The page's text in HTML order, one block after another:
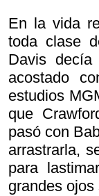
En la vida
toda clase
Davis
acostado
estudios
que
pasó con
arrastrarla,
para
grandes ojos